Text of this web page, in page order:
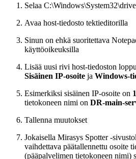
Selaa
Avaa host-tiedosto tektieditorilla
Sinun on ehkä suoritettava
käyttöoikeuksilla
Lisää uusi rivi host-tiedoston
Sisäinen IP-osoite ja Windows-
Esimerkiksi sisäinen IP-osoite on
tietokoneen nimi on DR-main-
Tallenna muutokset
Jokaisella Mirasys Spotter -
vaihdettava päätallennettu osoite
(pääpalvelimen tietokoneen nimi)